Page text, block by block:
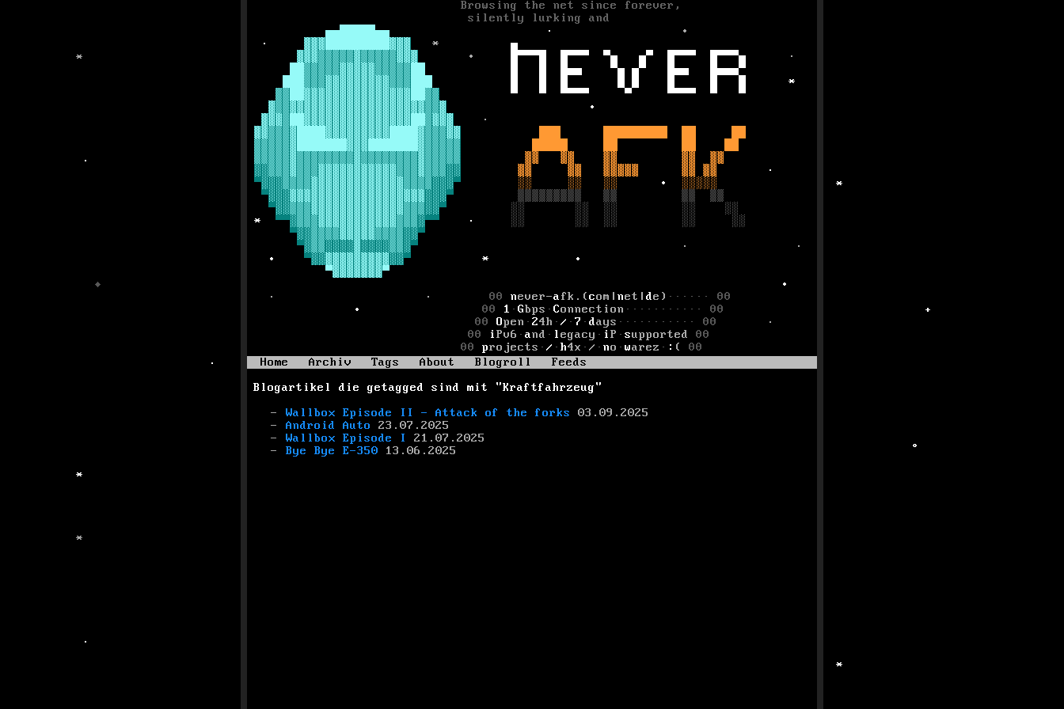
Home Archiv Tags About Blogroll
Feeds
Blogartikel die getagged sind mit "Kraftfahrzeug"
Wallbox Episode II - Attack of the forks
03.09.2025
Android Auto
23.07.2025
Wallbox Episode I
21.07.2025
Bye Bye E-350 13.06.2025